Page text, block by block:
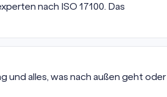
nach ISO 17100. Das
alles, was nach außen geht oder